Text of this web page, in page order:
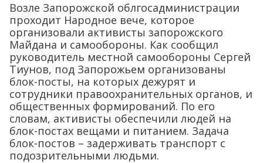
Возле Запорожской облгосадминистрации
проходит Народное вече, которое
организовали активисты запорожского
Майдана и самообороны. Как сообщил
руководитель местной самообороны Сергей
Тиунов, под Запорожьем организованы
блок-посты, на которых дежурят и
сотрудники правоохранительных органов, и
общественных формирований. По его
словам, активисты обеспечили людей на
блок-постах вещами и питанием. Задача
блок-постов – задерживать транспорт с
подозрительными людьми.